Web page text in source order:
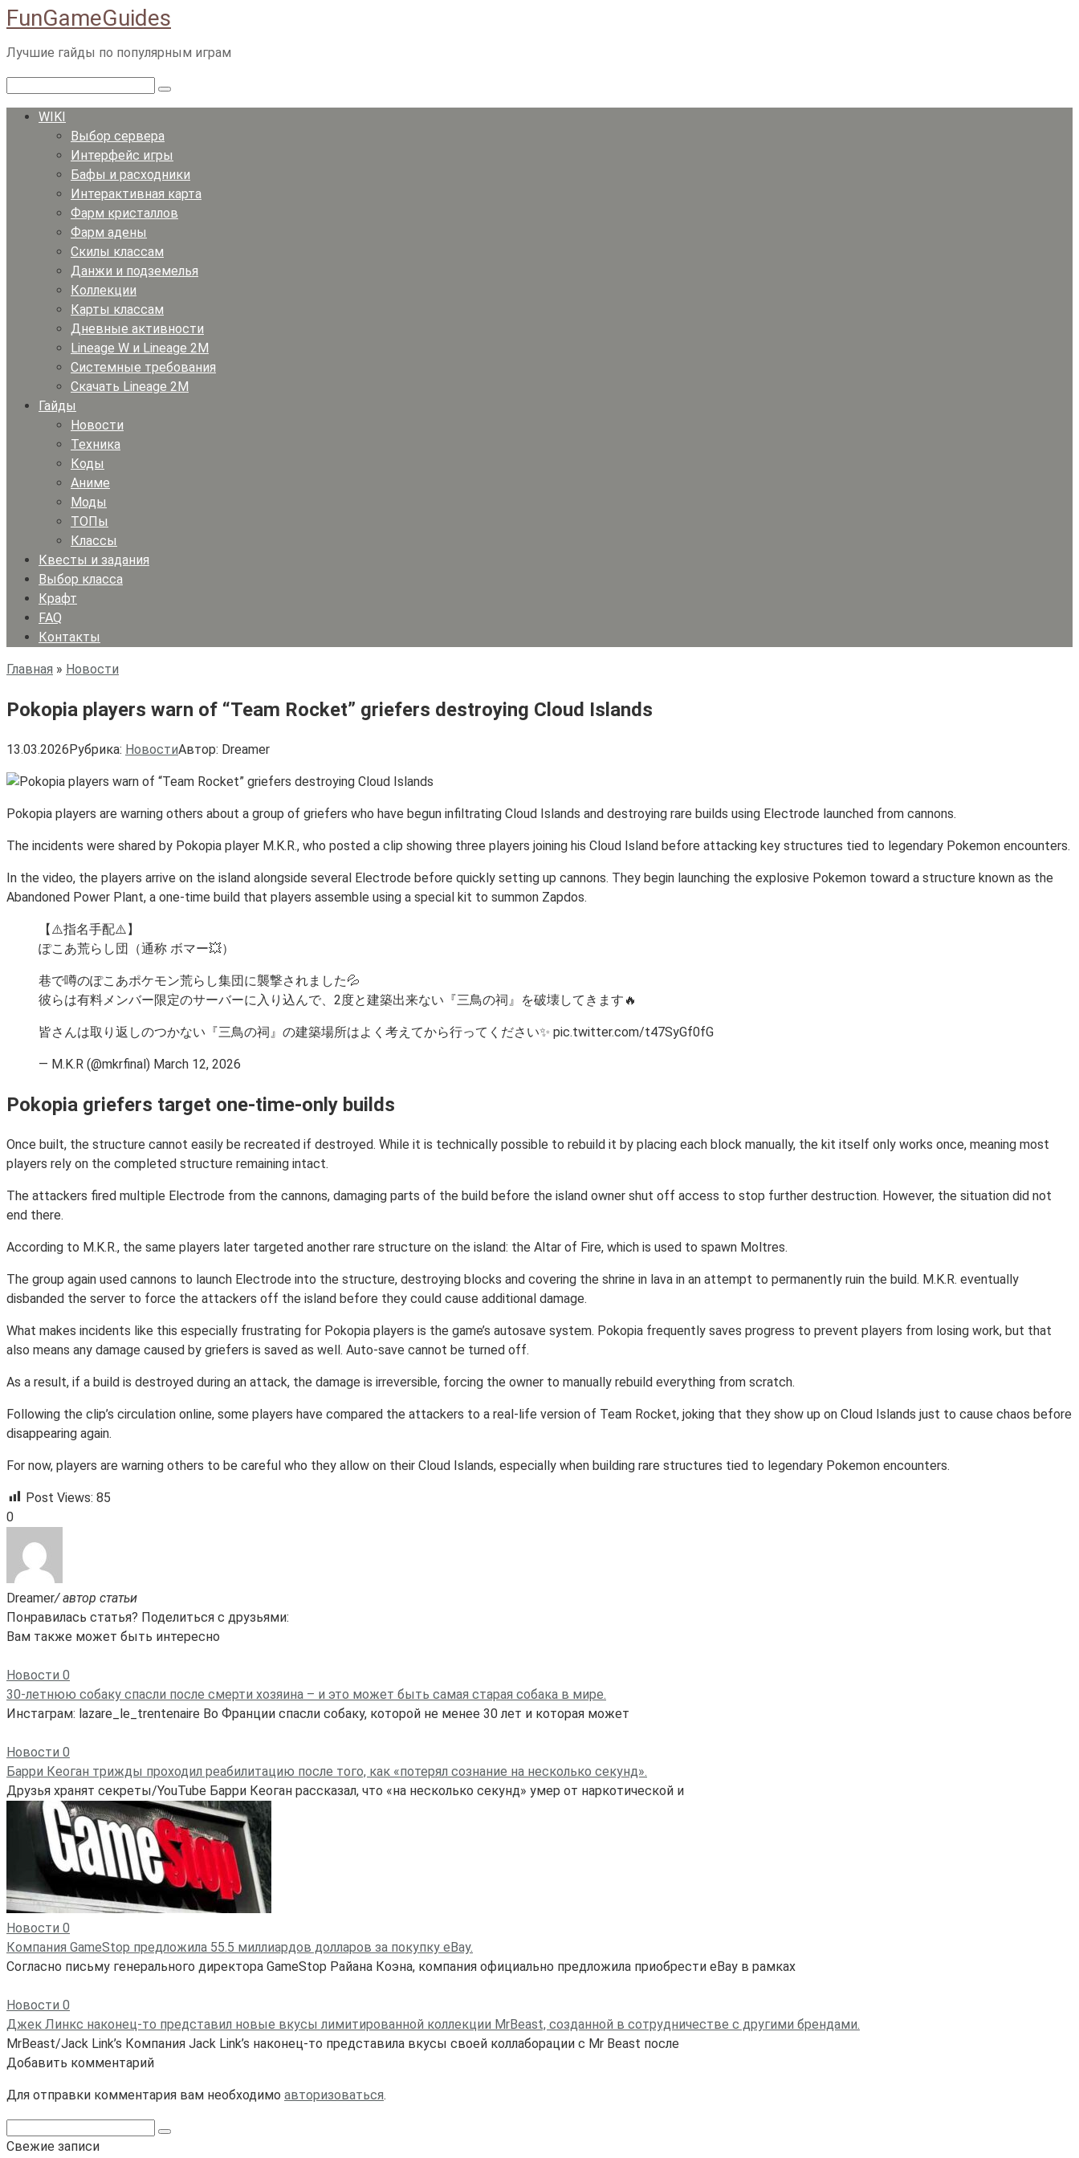
Перейти
к
контенту
FunGameGuides
Лучшие гайды по популярным играм
WIKI
Выбор сервера
Интерфейс игры
Бафы и расходники
Интерактивная карта
Фарм кристаллов
Фарм адены
Скилы классам
Данжи и подземелья
Коллекции
Карты классам
Дневные активности
Lineage W и Lineage 2M
Системные требования
Скачать Lineage 2M
Гайды
Новости
Техника
Коды
Аниме
Моды
ТОПы
Классы
Квесты и задания
Выбор класса
Крафт
FAQ
Контакты
Главная » Новости
Pokopia players warn of “Team Rocket” griefers destroying Cloud Islands
13.03.2026Рубрика: НовостиАвтор: Dreamer
Pokopia players are warning others about a group of griefers who have begun infiltrating Cloud Islands and destroying rare builds using Electrode launched from cannons.
The incidents were shared by Pokopia player M.K.R., who posted a clip showing three players joining his Cloud Island before attacking key structures tied to legendary Pokemon encounters.
In the video, the players arrive on the island alongside several Electrode before quickly setting up cannons. They begin launching the explosive Pokemon toward a structure known as the
Abandoned Power Plant, a one-time build that players assemble using a special kit to summon Zapdos.
【⚠️指名手配⚠️】
ぽこあ荒らし団（通称 ボマー💥）
巷で噂のぽこあポケモン荒らし集団に襲撃されました💦
彼らは有料メンバー限定のサーバーに入り込んで、2度と建築出来ない『三鳥の祠』を破壊してきます🔥
皆さんは取り返しのつかない『三鳥の祠』の建築場所はよく考えてから行ってください✨ pic.twitter.com/t47SyGf0fG
— M.K.R (@mkrfinal) March 12, 2026
Pokopia griefers target one-time-only builds
Once built, the structure cannot easily be recreated if destroyed. While it is technically possible to rebuild it by placing each block manually, the kit itself only works once, meaning most
players rely on the completed structure remaining intact.
The attackers fired multiple Electrode from the cannons, damaging parts of the build before the island owner shut off access to stop further destruction. However, the situation did not
end there.
According to M.K.R., the same players later targeted another rare structure on the island: the Altar of Fire, which is used to spawn Moltres.
The group again used cannons to launch Electrode into the structure, destroying blocks and covering the shrine in lava in an attempt to permanently ruin the build. M.K.R. eventually
disbanded the server to force the attackers off the island before they could cause additional damage.
What makes incidents like this especially frustrating for Pokopia players is the game’s autosave system. Pokopia frequently saves progress to prevent players from losing work, but that
also means any damage caused by griefers is saved as well. Auto-save cannot be turned off.
As a result, if a build is destroyed during an attack, the damage is irreversible, forcing the owner to manually rebuild everything from scratch.
Following the clip’s circulation online, some players have compared the attackers to a real-life version of Team Rocket, joking that they show up on Cloud Islands just to cause chaos before
disappearing again.
For now, players are warning others to be careful who they allow on their Cloud Islands, especially when building rare structures tied to legendary Pokemon encounters.
Post Views: 85
0
Dreamer/ автор статьи
Понравилась статья? Поделиться с друзьями:
Вам также может быть интересно
Новости 0
30-летнюю собаку спасли после смерти хозяина – и это может быть самая старая собака в мире.
Инстаграм: lazare_le_trentenaire Во Франции спасли собаку, которой не менее 30 лет и которая может
Новости 0
Барри Кеоган трижды проходил реабилитацию после того, как «потерял сознание на несколько секунд».
Друзья хранят секреты/YouTube Барри Кеоган рассказал, что «на несколько секунд» умер от наркотической и
Новости 0
Компания GameStop предложила 55.5 миллиардов долларов за покупку eBay.
Согласно письму генерального директора GameStop Райана Коэна, компания официально предложила приобрести eBay в рамках
Новости 0
Джек Линкс наконец-то представил новые вкусы лимитированной коллекции MrBeast, созданной в сотрудничестве с другими брендами.
MrBeast/Jack Link’s Компания Jack Link’s наконец-то представила вкусы своей коллаборации с Mr Beast после
Добавить комментарий
Для отправки комментария вам необходимо авторизоваться.
Свежие записи